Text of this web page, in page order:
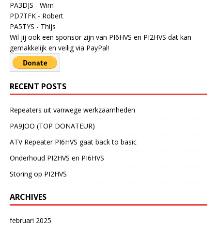
PA3DJS - Wim
PD7TFK - Robert
PA5TYS - Thijs
Wil jij ook een sponsor zijn van PI6HVS en PI2HVS dat kan
gemakkelijk en veilig via PayPal!
RECENT POSTS
Repeaters uit vanwege werkzaamheden
PA9JOO (TOP DONATEUR)
ATV Repeater PI6HVS gaat back to basic
Onderhoud PI2HVS en PI6HVS
Storing op PI2HVS
ARCHIVES
februari 2025